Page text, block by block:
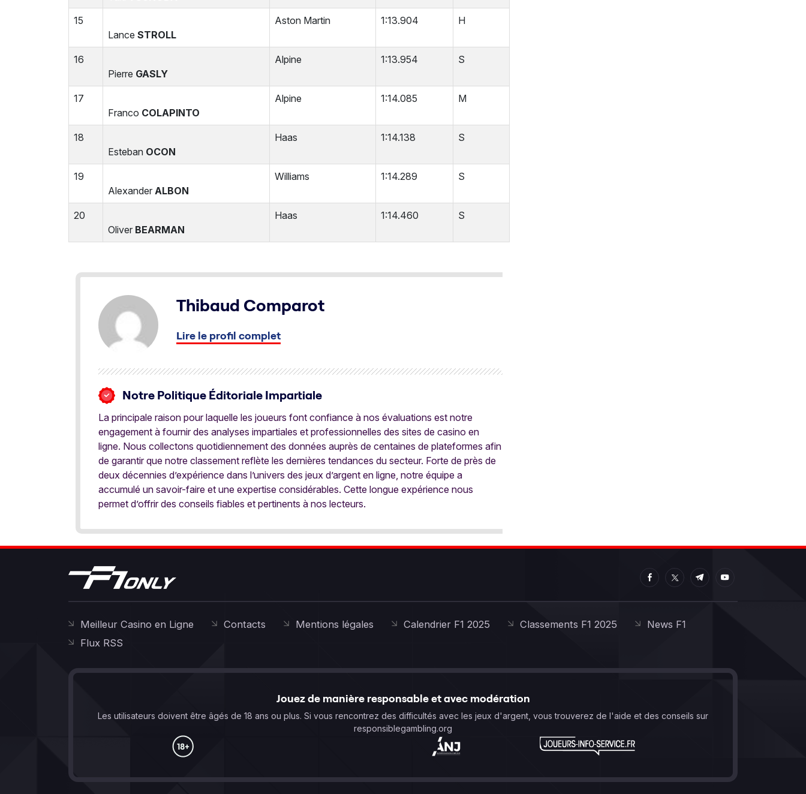
15
Lance STROLL
Aston Martin 1:13.904 H
16
Pierre GASLY
Alpine 1:13.954 S
17
Franco COLAPINTO
Alpine 1:14.085 M
18
Esteban OCON
Haas 1:14.138 S
19
Alexander ALBON
Williams 1:14.289 S
20
Oliver BEARMAN
Haas 1:14.460 S
Thibaud Comparot
Lire le profil complet
Notre Politique Éditoriale Impartiale
La principale raison pour laquelle les joueurs font confiance à nos évaluations est notre
engagement à fournir des analyses impartiales et professionnelles des sites de casino en
ligne. Nous collectons quotidiennement des données auprès de centaines de plateformes afin
de garantir que notre classement reflète les dernières tendances du secteur. Forte de près de
deux décennies d’expérience dans l’univers des jeux d’argent en ligne, notre équipe a
accumulé un savoir-faire et une expertise considérables. Cette longue expérience nous
permet d’offrir des conseils fiables et pertinents à nos lecteurs.
Meilleur Casino en Ligne Contacts Mentions légales Calendrier F1 2025 Classements F1 2025
News F1
Flux RSS
Jouez de manière responsable et avec modération
Les utilisateurs doivent être âgés de 18 ans ou plus. Si vous rencontrez des difficultés avec les jeux d'argent, vous trouverez de l'aide et des conseils sur
responsiblegambling.org